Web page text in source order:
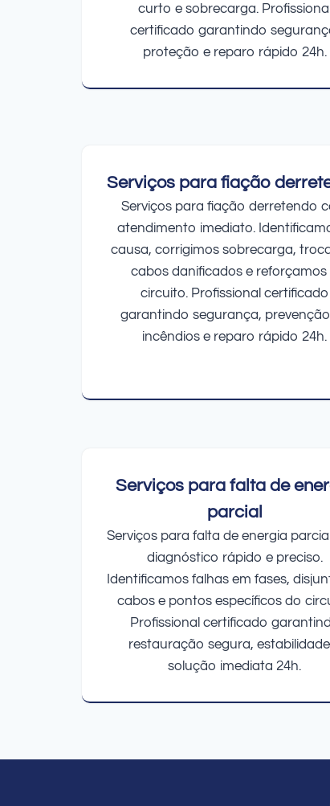
curto e sobrecarga. Profissional
certificado garantindo
proteção e reparo rápido 24h.
Serviços para fiação
Serviços para fiação derretendo
atendimento imediato.
causa, corrigimos sobrecarga,
cabos danificados e reforçamos
circuito. Profissional certificado
garantindo segurança,
incêndios e reparo rápido 24h.
Serviços para falta de
parcial
Serviços para falta de energia
diagnóstico rápido e preciso.
Identificamos falhas em fases,
cabos e pontos específicos do
Profissional certificado
restauração segura,
solução imediata 24h.